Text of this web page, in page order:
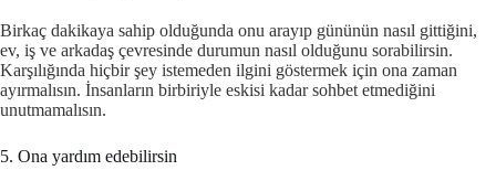
Birkaç dakikaya sahip olduğunda onu arayıp gününün nasıl gittiğini,
ev, iş ve arkadaş çevresinde durumun nasıl olduğunu sorabilirsin.
Karşılığında hiçbir şey istemeden ilgini göstermek için ona zaman
ayırmalısın. İnsanların birbiriyle eskisi kadar sohbet etmediğini
unutmamalısın.
5. Ona yardım edebilirsin